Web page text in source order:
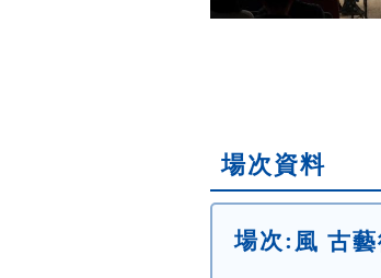
場次資料
場次: 風 古